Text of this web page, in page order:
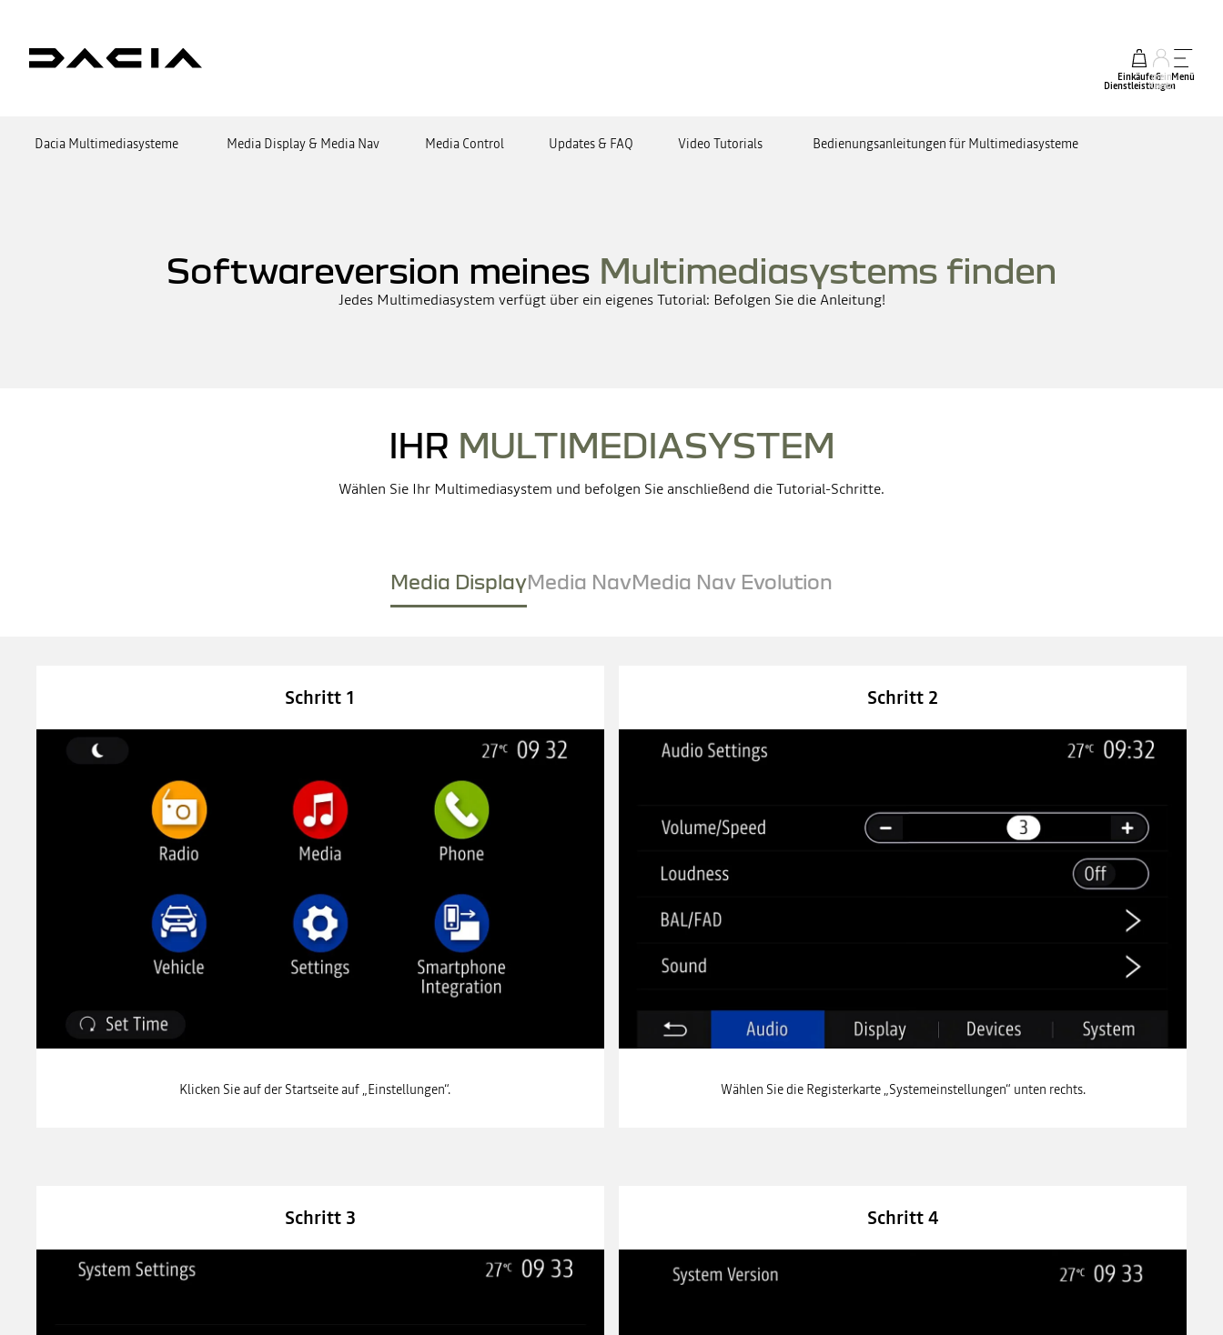
Einkäufe &
Dienstleistungen
mein
Konto
Menü
Dacia Multimediasysteme Media Display & Media Nav Media Control Updates & FAQ Video Tutorials Bedienungsanleitungen für Multimediasysteme
Softwareversion meines Multimediasystems finden
Jedes Multimediasystem verfügt über ein eigenes Tutorial: Befolgen Sie die Anleitung!
IHR MULTIMEDIASYSTEM
Wählen Sie Ihr Multimediasystem und befolgen Sie anschließend die Tutorial-Schritte.
Media DisplayMedia NavMedia Nav Evolution
Schritt 1
Klicken Sie auf der Startseite auf „Einstellungen“.
Schritt 2
Wählen Sie die Registerkarte „Systemeinstellungen“ unten rechts.
Schritt 3 Schritt 4